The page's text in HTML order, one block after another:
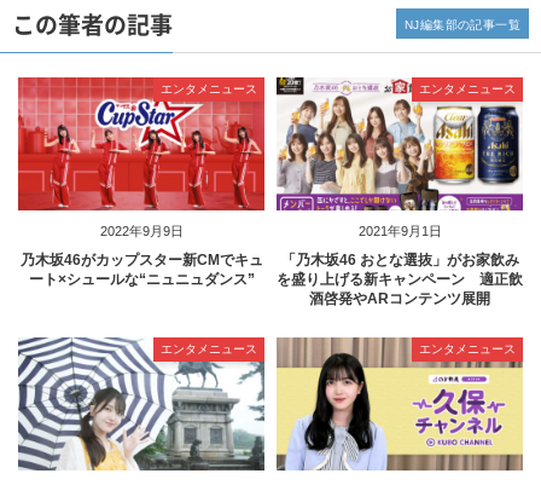
この筆者の記事
2022年9月9日
エンタメニュース
乃木坂46がカップスター新CMでキュ
ート×シュールな“ニュニュダンス”
2021年9月1日
エンタメニュース
「乃木坂46 おとな選抜」がお家飲み
を盛り上げる新キャンペーン 適正飲
酒啓発やARコンテンツ展開
エンタメニュース エンタメニュース
NJ編集部の記事一覧